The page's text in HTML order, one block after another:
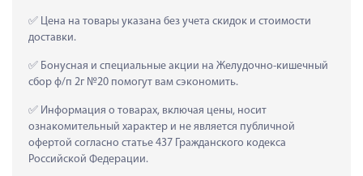
Цена на товары указана без учета скидок и стоимости
доставки.
Бонусная и специальные акции на Желудочно-кишечный
сбор ф/п 2г №20 помогут вам сэкономить.
Информация о товарах, включая цены, носит
ознакомительный характер и не является публичной
офертой согласно статье 437 Гражданского кодекса
Российской Федерации.